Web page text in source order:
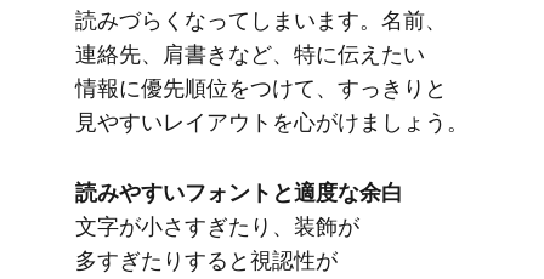
読みづらくなってしまいます。​名前、​
連絡先、​肩書きなど、​特に​伝えたい​
情報に​優先順位を​つけて、​すっきりと​
見やすい​レイアウトを​心がけましょう。
読みやすい​フォントと​適度な​余白
文字が​小さすぎたり、​装飾が​
多すぎたりすると​視認性が​